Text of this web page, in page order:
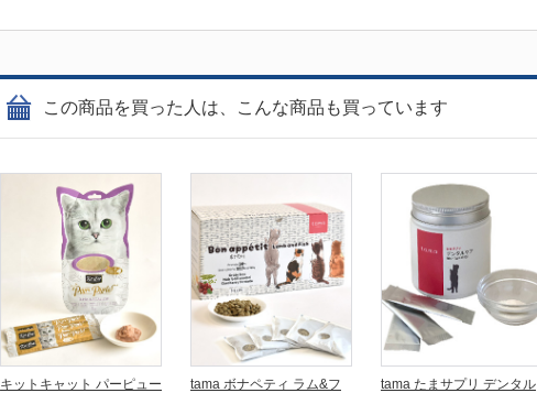
この商品を買った人は、こんな商品も買っています
キットキャット パーピュー
tama ボナペティ ラム&フ
tama たまサプリ デンタル